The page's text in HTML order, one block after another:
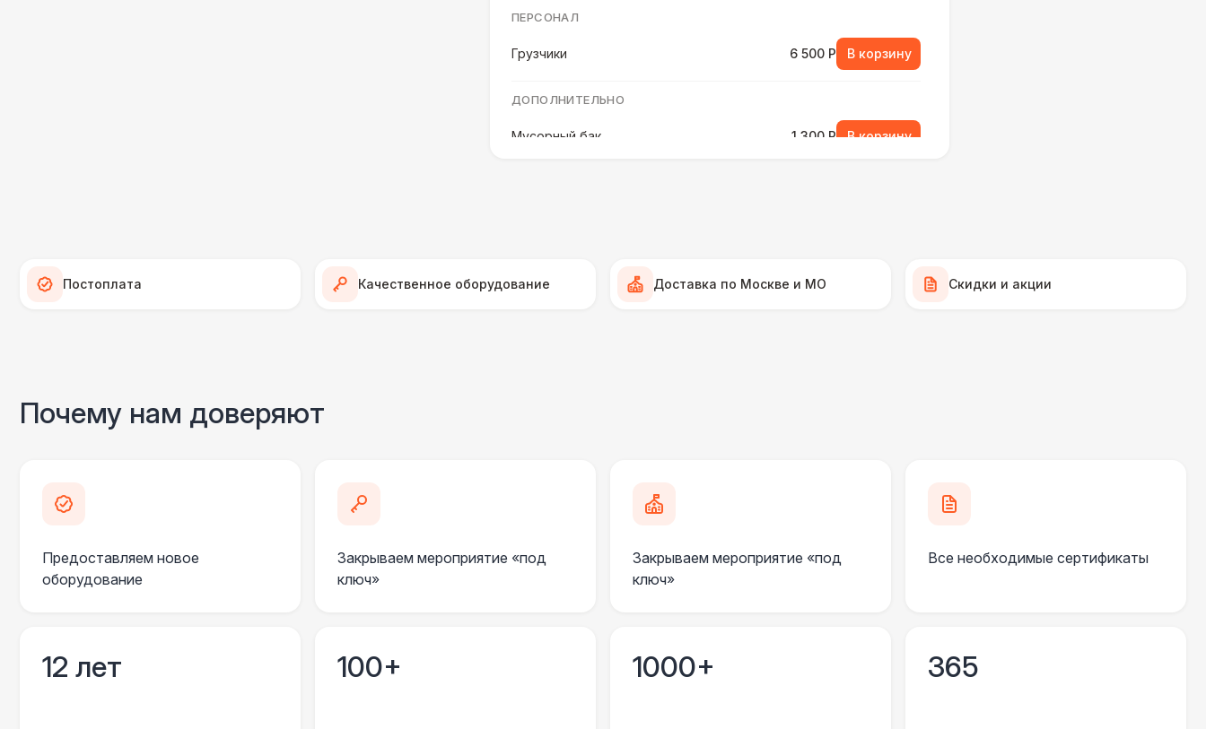
ПЕРСОНАЛ
Грузчики 6 500 Р В корзину
ДОПОЛНИТЕЛЬНО
Мусорный бак 1 300 Р В корзину
Дистрибьютор питания (63 Ампера)
Постоплата Качественное оборудование Доставка по Москве и МО Скидки и акции
Почему нам доверяют
Предоставляем новое
оборудование
Закрываем мероприятие «под
ключ»
Закрываем мероприятие «под
ключ»
Все необходимые сертификаты
12 лет 100+ 1000+ 365